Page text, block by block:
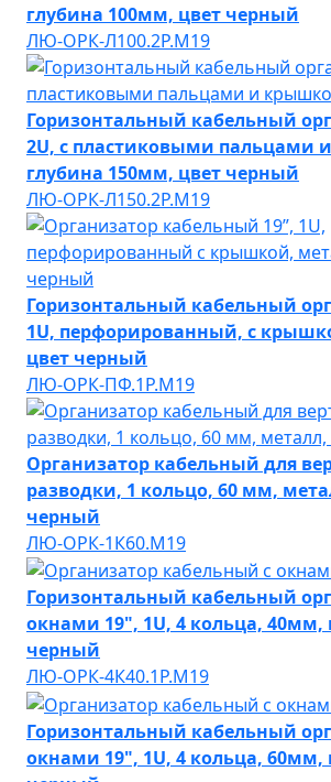
глубина 100мм, цвет черный
ЛЮ-ОРК-Л100.2Р.М19
Горизонтальный кабельный
2U, с пластиковыми пальцами
глубина 150мм, цвет черный
ЛЮ-ОРК-Л150.2Р.М19
Горизонтальный кабельный
1U, перфорированный, с
цвет черный
ЛЮ-ОРК-ПФ.1Р.М19
Организатор кабельный для
разводки, 1 кольцо, 60 мм,
черный
ЛЮ-ОРК-1К60.М19
Горизонтальный кабельный
окнами 19", 1U, 4 кольца, 40мм,
черный
ЛЮ-ОРК-4К40.1Р.М19
Горизонтальный кабельный
окнами 19", 1U, 4 кольца, 60мм,